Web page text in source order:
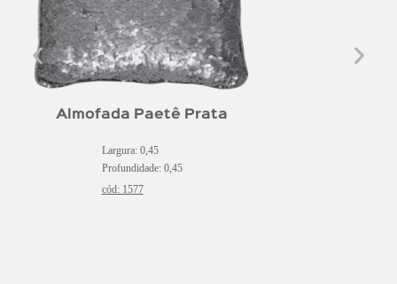
Almofada Paetê Prata
Largura: 0,45
Profundidade: 0,45
cód: 1577